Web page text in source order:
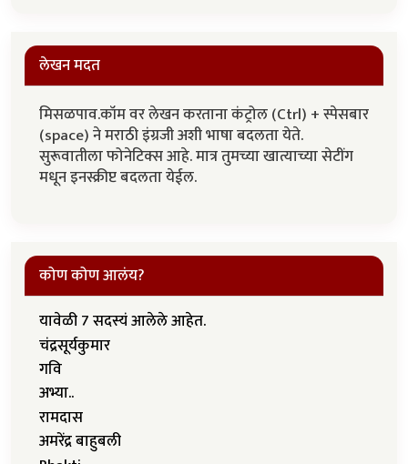
लेखन मदत
मिसळपाव.कॉम वर लेखन करताना कंट्रोल (Ctrl) + स्पेसबार
(space) ने मराठी इंग्रजी अशी भाषा बदलता येते.
सुरूवातीला फोनेटिक्स आहे. मात्र तुमच्या खात्याच्या सेटींग
मधून इनस्क्रीप्ट बदलता येईल.
कोण कोण आलंय?
यावेळी 7 सदस्यं आलेले आहेत.
चंद्रसूर्यकुमार
गवि
अभ्या..
रामदास
अमरेंद्र बाहुबली